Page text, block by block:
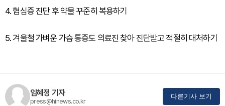
4. 협심증 진단 후 약물 꾸준히 복용하기
5. 겨울철 가벼운 가슴 통증도 의료진 찾아 진단받고 적절히 대처하기
임혜정 기자
press@hinews.co.kr
다른기사 보기